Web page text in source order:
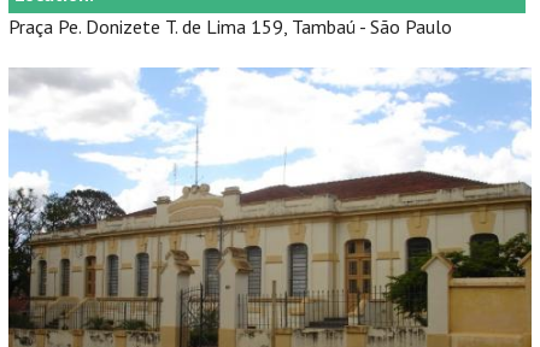
Praça Pe. Donizete T. de Lima 159, Tambaú - São Paulo